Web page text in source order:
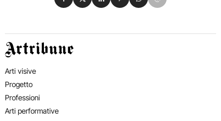
Artribune
Arti visive
Progetto
Professioni
Arti performative